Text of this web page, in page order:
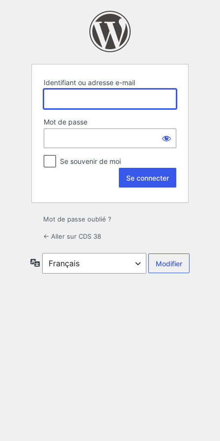
Identifiant ou adresse e-mail
Mot de passe
Se souvenir de moi
Mot de passe oublié ?
← Aller sur CDS 38
Langue